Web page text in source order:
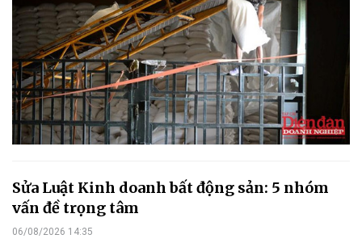
Sửa Luật Kinh doanh bất động sản: 5 nhóm
vấn đề trọng tâm
06/08/2026 14:35